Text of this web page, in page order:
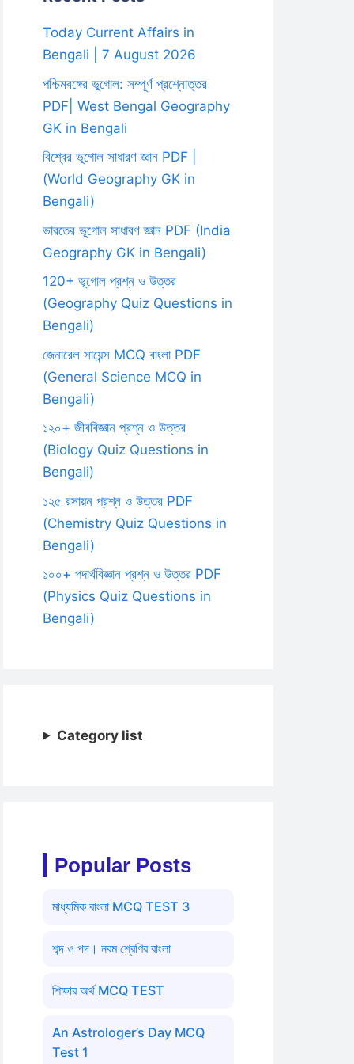
Today Current Affairs in
Bengali | 7 August 2026
পশ্চিমবঙ্গের ভূগোল: সম্পূর্ণ প্রশ্নোত্তর
PDF| West Bengal Geography
GK in Bengali
বিশ্বের ভূগোল সাধারণ জ্ঞান PDF |
(World Geography GK in
Bengali)
ভারতের ভূগোল সাধারণ জ্ঞান PDF (India
Geography GK in Bengali)
120+ ভূগোল প্রশ্ন ও উত্তর
(Geography Quiz Questions in
Bengali)
জেনারেল সায়েন্স MCQ বাংলা PDF
(General Science MCQ in
Bengali)
১২০+ জীববিজ্ঞান প্রশ্ন ও উত্তর
(Biology Quiz Questions in
Bengali)
১২৫ রসায়ন প্রশ্ন ও উত্তর PDF
(Chemistry Quiz Questions in
Bengali)
১০০+ পদার্থবিজ্ঞান প্রশ্ন ও উত্তর PDF
(Physics Quiz Questions in
Bengali)
Category list
Popular Posts
মাধ্যমিক বাংলা MCQ TEST 3
শব্দ ও পদ। নবম শ্রেণির বাংলা
শিক্ষার অর্থ MCQ TEST
An Astrologer’s Day MCQ
Test 1